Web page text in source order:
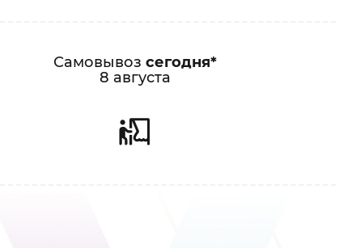
Самовывоз сегодня*
8 августа